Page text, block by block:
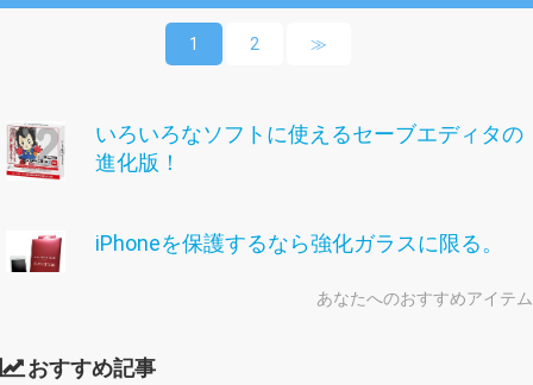
1 2 ≫
いろいろなソフトに使えるセーブエディタの
進化版！
iPhoneを保護するなら強化ガラスに限る。
あなたへのおすすめアイテム
おすすめ記事